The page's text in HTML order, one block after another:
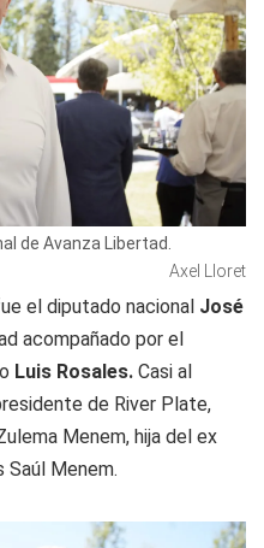
de Avanza Libertad.
Axel Lloret
el diputado nacional José
acompañado por el
Luis Rosales. Casi al
de River Plate,
Menem, hija del ex
Saúl Menem.